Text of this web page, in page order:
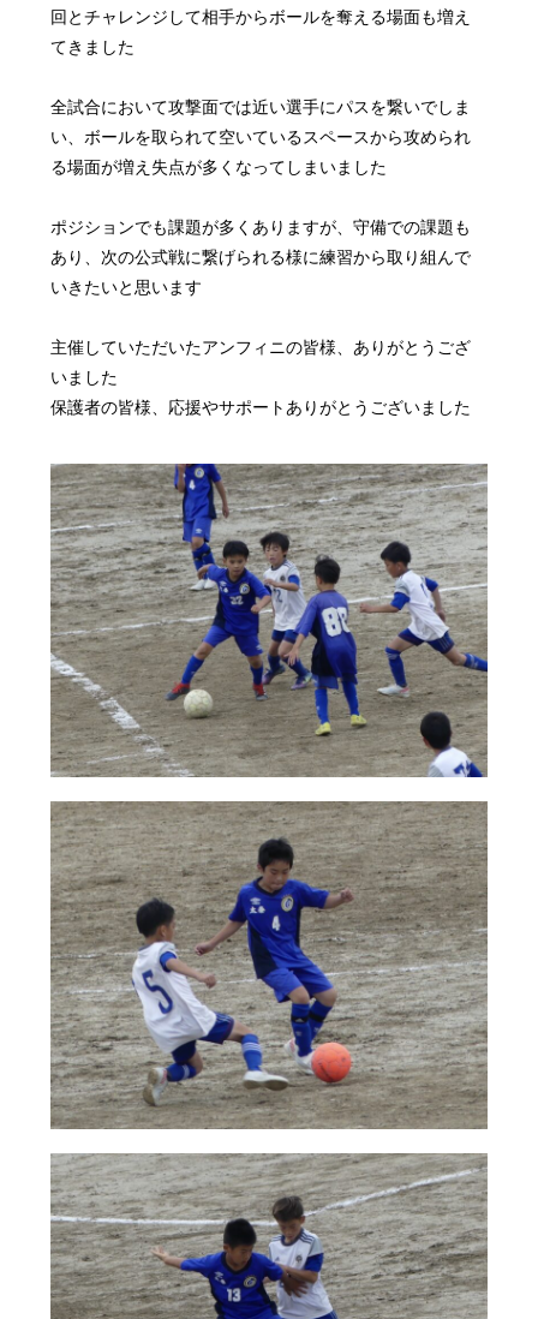
回とチャレンジして相手からボールを奪える場面も増え
てきました
全試合において攻撃面では近い選手にパスを繋いでしま
い、ボールを取られて空いているスペースから攻められ
る場面が増え失点が多くなってしまいました
ポジションでも課題が多くありますが、守備での課題も
あり、次の公式戦に繋げられる様に練習から取り組んで
いきたいと思います
主催していただいたアンフィニの皆様、ありがとうござ
いました
保護者の皆様、応援やサポートありがとうございました